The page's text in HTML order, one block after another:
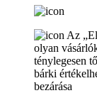
Az
olyan
ténylegesen
bárki
bezárása